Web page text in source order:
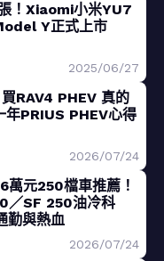
！Xiaomi小米YU7
Y正式上市
2025/06/27
RAV4 PHEV 真的
年PRIUS PHEV心得
2026/07/24
萬元250檔車推薦！
SF 250油冷科
勤與熱血
2026/07/24